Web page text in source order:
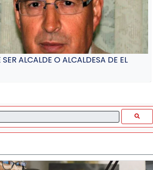
ALCALDE O ALCALDESA DE EL